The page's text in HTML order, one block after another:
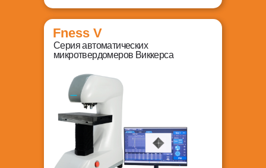
Fness V
Серия автоматических
микротвердомеров Виккерса